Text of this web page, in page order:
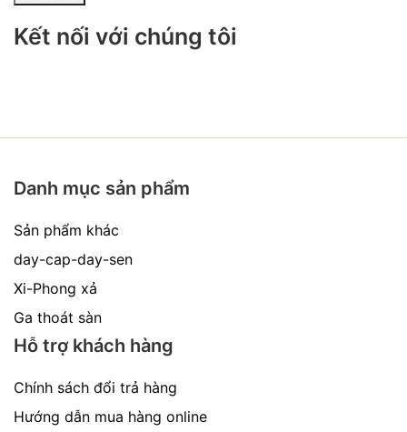
Kết nối với chúng tôi
Danh mục sản phẩm
Sản phẩm khác
day-cap-day-sen
Xi-Phong xả
Ga thoát sàn
Hỗ trợ khách hàng
Chính sách đổi trả hàng
Hướng dẫn mua hàng online